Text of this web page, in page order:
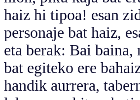
haiz hi tipoa! esan
personaje bat haiz,
eta berak: Bai
bat egiteko ere
handik aurrera,